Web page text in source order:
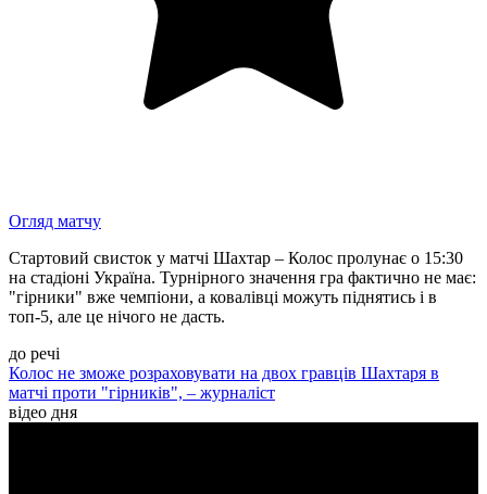
Огляд матчу
Стартовий свисток у матчі Шахтар – Колос пролунає о 15:30
на стадіоні Україна. Турнірного значення гра фактично не має:
"гірники" вже чемпіони, а ковалівці можуть піднятись і в
топ-5, але це нічого не дасть.
до речі
Колос не зможе розраховувати на двох гравців Шахтаря в
матчі проти "гірників", – журналіст
відео дня